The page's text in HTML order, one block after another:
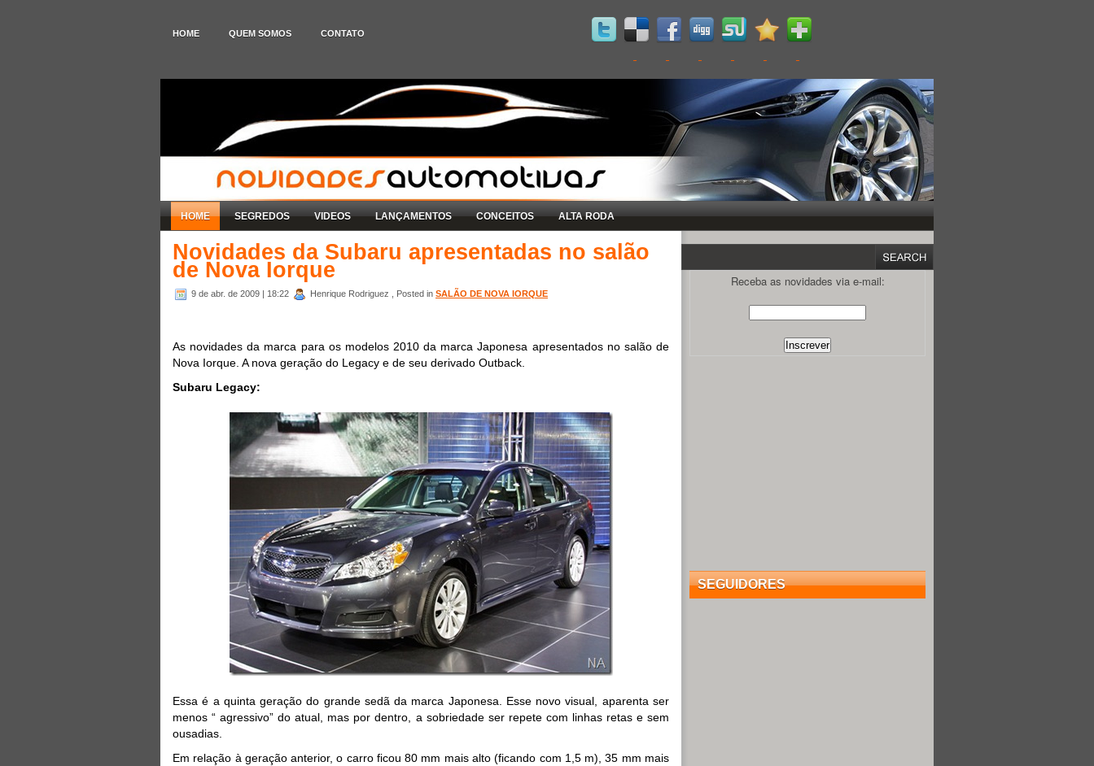
HOME QUEM SOMOS CONTATO
HOME SEGREDOS VIDEOS LANÇAMENTOS CONCEITOS ALTA RODA
Novidades da Subaru apresentadas no salão
de Nova Iorque
9 de abr. de 2009 | 18:22 Henrique Rodriguez , Posted in SALÃO DE NOVA IORQUE
As novidades da marca para os modelos 2010 da marca Japonesa apresentados no salão de
Nova Iorque. A nova geração do Legacy e de seu derivado Outback.
Subaru Legacy:
Essa é a quinta geração do grande sedã da marca Japonesa. Esse novo visual, aparenta ser
menos “ agressivo” do atual, mas por dentro, a sobriedade ser repete com linhas retas e sem
ousadias.
Em relação à geração anterior, o carro ficou 80 mm mais alto (ficando com 1,5 m), 35 mm mais
Receba as novidades via e-mail:
SEGUIDORES